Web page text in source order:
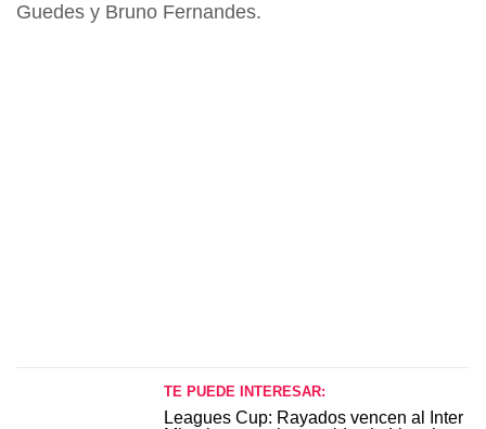
Guedes y Bruno Fernandes.
TE PUEDE INTERESAR:
Leagues Cup: Rayados vencen al Inter